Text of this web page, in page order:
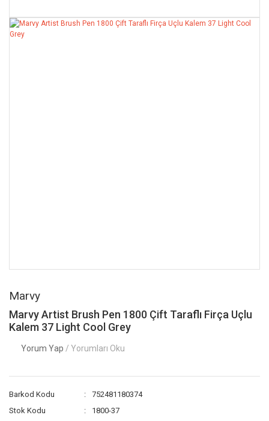
Marvy
Marvy Artist Brush Pen 1800 Çift Taraflı Firça Uçlu
Kalem 37 Light Cool Grey
Yorum Yap / Yorumları Oku
Barkod Kodu
752481180374
Stok Kodu
1800-37